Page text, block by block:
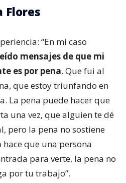
Flores
“En mi caso
mensajes de que mi
es por pena. Que fui al
que estoy triunfando en
La pena puede hacer que
una vez, que alguien te dé
pero la pena no sostiene
que una persona
para verte, la pena no
por tu trabajo”.